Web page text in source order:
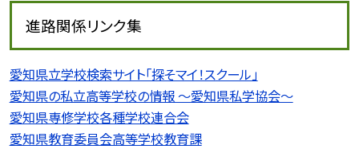
進路関係リンク集
愛知県立学校検索サイト「探そマイ！スクール」
愛知県の私立高等学校の情報 〜愛知県私学協会〜
愛知県専修学校各種学校連合会
愛知県教育委員会高等学校教育課